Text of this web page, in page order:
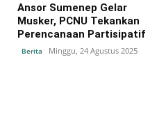
Ansor Sumenep Gelar
Musker, PCNU Tekankan
Perencanaan Partisipatif
Berita Minggu, 24 Agustus 2025